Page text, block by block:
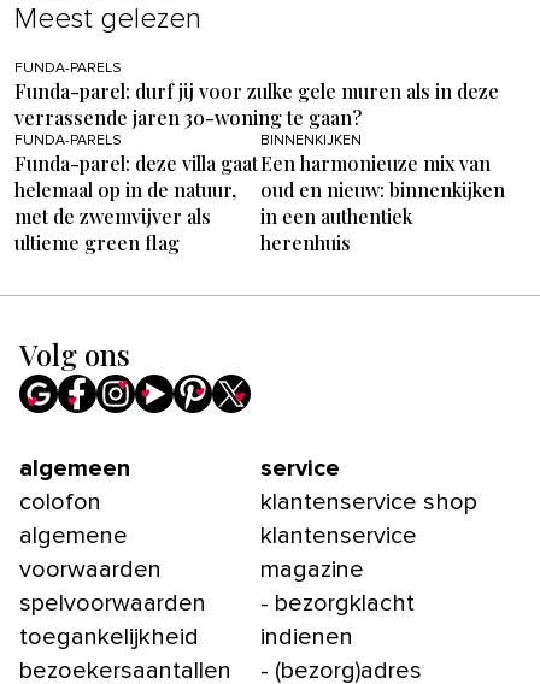
Meest gelezen
FUNDA-PARELS
Funda-parel: durf jij voor zulke gele muren als in deze
verrassende jaren 30-woning te gaan?
FUNDA-PARELS
Funda-parel: deze villa gaat
helemaal op in de natuur,
met de zwemvijver als
ultieme green flag
BINNENKIJKEN
Een harmonieuze mix van
oud en nieuw: binnenkijken
in een authentiek
herenhuis
Volg ons
algemeen
colofon
algemene
voorwaarden
spelvoorwaarden
toegankelijkheid
bezoekersaantallen
service
klantenservice shop
klantenservice
magazine
- bezorgklacht
indienen
- (bezorg)adres